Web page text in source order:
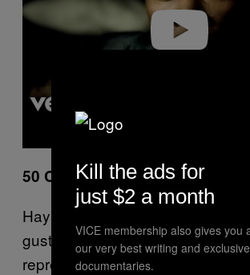
50 Cents – «21 Questions» con
Hay muchas canciones de amor
gustan, pero creo que esta es la
representa más, sobre todo
Kill the ads for
just $2 a month
VICE membership also gives you
our very best writing and
documentaries.